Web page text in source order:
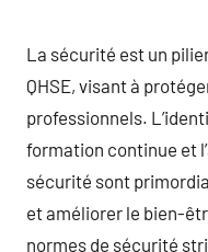
La sécurité est un
QHSE, visant à
professionnels.
formation continue et
sécurité sont
et améliorer le bien-
normes de sécurité